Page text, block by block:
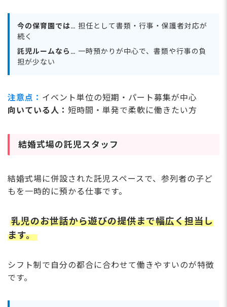
今の保育園では… 担任として書類・行事・保護者対応が
続く
託児ルームなら… 一時預かりが中心で、書類や行事の負
担が少ない
注意点： イベント単位の短期・パート募集が中心
向いている人： 短時間・単発で柔軟に働きたい方
結婚式場の託児スタッフ
結婚式場に併設された託児スペースで、参列者の子ど
もを一時的に預かる仕事です。
乳児のお世話から遊びの提供まで幅広く担当し
ます。
シフト制で自分の都合に合わせて働きやすいのが特徴
です。